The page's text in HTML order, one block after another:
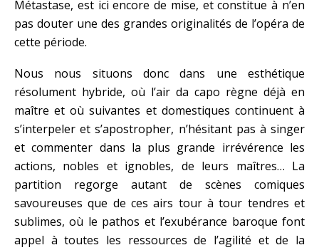
Métastase, est ici encore de mise, et constitue à n’en
pas douter une des grandes originalités de l’opéra de
cette période.
Nous nous situons donc dans une esthétique
résolument hybride, où l’air da capo règne déjà en
maître et où suivantes et domestiques continuent à
s’interpeler et s’apostropher, n’hésitant pas à singer
et commenter dans la plus grande irrévérence les
actions, nobles et ignobles, de leurs maîtres… La
partition regorge autant de scènes comiques
savoureuses que de ces airs tour à tour tendres et
sublimes, où le pathos et l’exubérance baroque font
appel à toutes les ressources de l’agilité et de la